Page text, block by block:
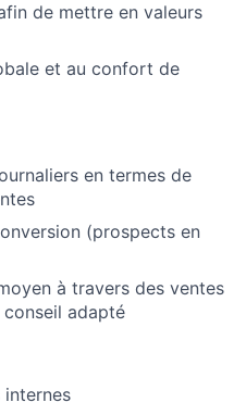
de mettre en valeurs
et au confort de
en termes de
(prospects en
à travers des ventes
adapté
internes